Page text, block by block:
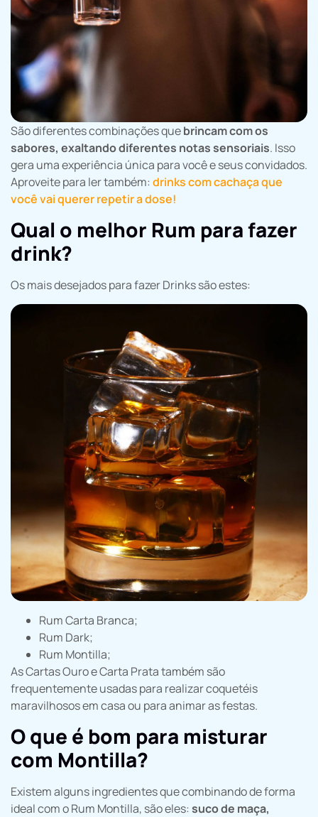
São diferentes combinações quebrincam com os
sabores, exaltando diferentes notas sensoriais. Isso
gera uma experiência única para você e seus convidados.
Aproveite para ler também: drinks com cachaça que
você vai querer repetir a dose!
Qual o melhor Rum para fazer
drink?
Os mais desejados para fazer Drinks são estes:
Rum Carta Branca;
Rum Dark;
Rum Montilla;
As Cartas Ouro e Carta Prata também são
frequentemente usadas para realizar coquetéis
maravilhosos em casa ou para animar as festas.
O que é bom para misturar
com Montilla?
Existem alguns ingredientes que combinando de forma
ideal com o Rum Montilla, são eles: suco de maça,